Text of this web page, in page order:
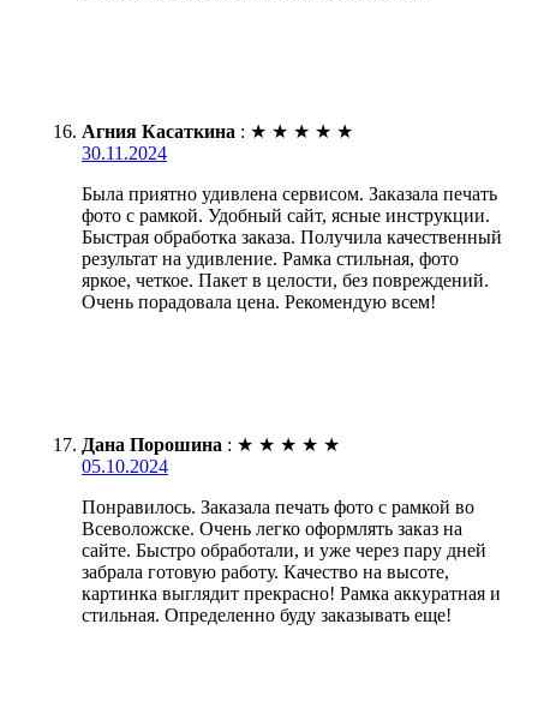
Агния Касаткина : ★ ★ ★ ★ ★
30.11.2024
Была приятно удивлена сервисом. Заказала печать
фото с рамкой. Удобный сайт, ясные инструкции.
Быстрая обработка заказа. Получила качественный
результат на удивление. Рамка стильная, фото
яркое, четкое. Пакет в целости, без повреждений.
Очень порадовала цена. Рекомендую всем!
Дана Порошина : ★ ★ ★ ★ ★
05.10.2024
Понравилось. Заказала печать фото с рамкой во
Всеволожске. Очень легко оформлять заказ на
сайте. Быстро обработали, и уже через пару дней
забрала готовую работу. Качество на высоте,
картинка выглядит прекрасно! Рамка аккуратная и
стильная. Определенно буду заказывать еще!